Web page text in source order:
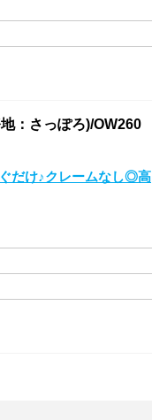
：さっぽろ)/OW260
だけ♪クレームなし◎高